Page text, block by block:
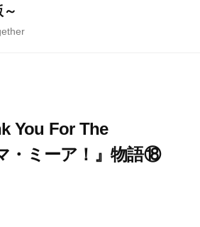
You For The
・ミーア！』物語⑱